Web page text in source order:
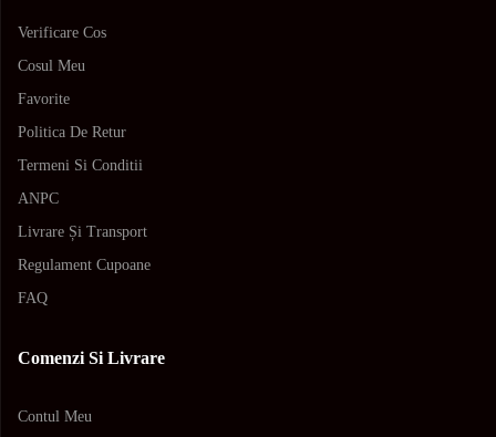
Verificare Cos
Cosul Meu
Favorite
Politica De Retur
Termeni Si Conditii
ANPC
Livrare Și Transport
Regulament Cupoane
FAQ
Comenzi Si Livrare
Contul Meu